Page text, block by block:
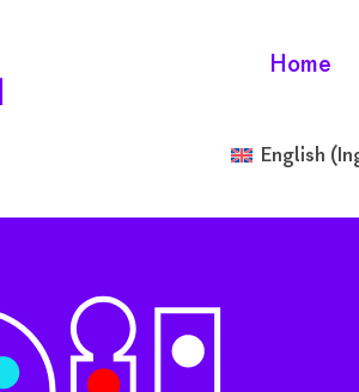
Home
English (